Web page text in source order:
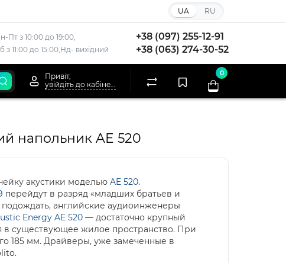
UA RU
Пт з 10:00 до 19:00,
з 11:00 до 15:00,Нд- вихідний
+38 (097) 255-12-91
+38 (063) 274-30-52
Привіт,
увійдіть до кабінету
0
напольник AE 520
акустики моделью AE 520.
перейдут в разряд «младших братьев и
английские аудиоинженеры
Energy AE 520— достаточно крупный
в существующее жилое пространство. При
185 мм. Драйверы, уже замеченные в